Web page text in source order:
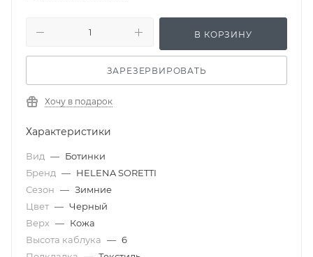
В КОРЗИНУ
ЗАРЕЗЕРВИРОВАТЬ
Хочу в подарок
Характеристики
Вид — Ботинки
Бренд — HELENA SORETTI
Сезон — Зимние
Цвет — Черный
Верх — Кожа
Высота каблука — 6